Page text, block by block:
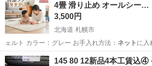
KTC
4畳 滑り止め オールシー…
3,500円
北海道 札幌市
ェルト カラー：グレー お手入れ方法： ネット に入
乾燥機は使用不可…
北海道 札幌市 カーペット/マット/ラグ
145 80 12新品4本工賃込④ その他持込タイヤ